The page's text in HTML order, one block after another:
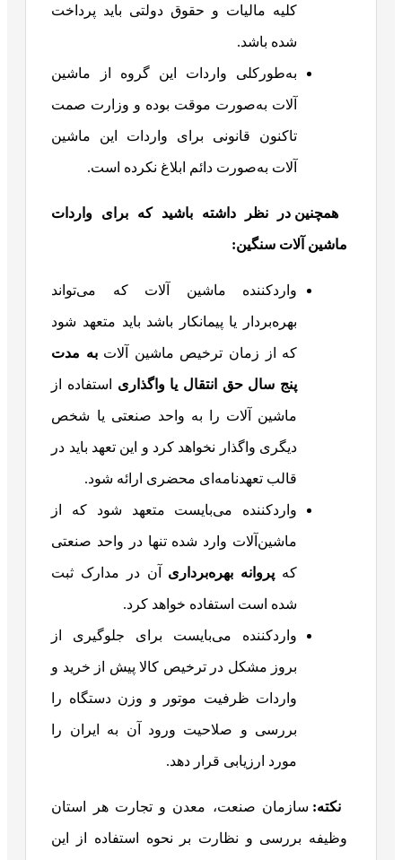
کلیه مالیات و حقوق دولتی باید پرداخت
شده باشد.
به‌طورکلی واردات این گروه از ماشین
آلات به‌صورت موقت بوده و وزارت صمت
تاکنون قانونی برای واردات این ماشین
آلات به‌صورت دائم ابلاغ نکرده است.
همچنین در نظر داشته باشید که برای واردات
ماشین آلات سنگین:
واردکننده ماشین آلات که می‌تواند
بهره‌بردار یا پیمانکار باشد باید متعهد شود
که از زمان ترخیص ماشین آلاتبه مدت
پنج سال حق انتقال یا واگذاری استفاده از
ماشین آلات را به واحد صنعتی یا شخص
دیگری واگذار نخواهد کرد و این تعهد باید در
قالب تعهدنامه‌ای محضری ارائه شود.
واردکننده می‌بایست متعهد شود که از
ماشین‌آلات وارد شده تنها در واحد صنعتی
که پروانه بهره‌برداری آن در مدارک ثبت
شده است استفاده خواهد کرد.
واردکننده می‌بایست برای جلوگیری از
بروز مشکل در ترخیص کالا پیش از خرید و
واردات ظرفیت موتور و وزن دستگاه را
بررسی و صلاحیت ورود آن به ایران را
مورد ارزیابی قرار دهد.
نکته: سازمان صنعت، معدن و تجارت هر استان
وظیفه بررسی و نظارت بر نحوه استفاده از این